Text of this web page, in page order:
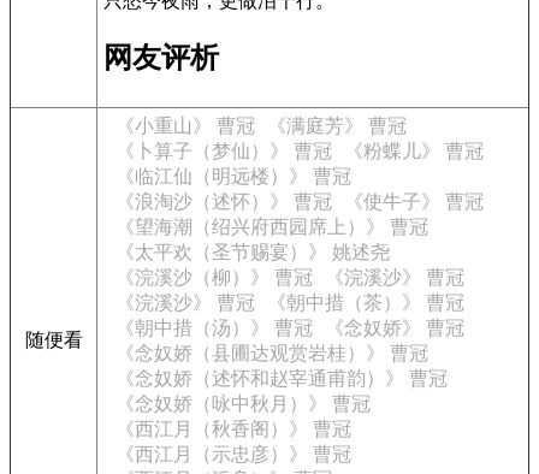
网友评析
随便看
《小重山》 曹冠
《满庭芳》 曹冠
《卜算子（梦仙）》 曹冠
《粉蝶儿》 曹冠
《临江仙（明远楼）》 曹冠
《浪淘沙（述怀）》 曹冠
《使牛子》 曹冠
《望海潮（绍兴府西园席上）》 曹冠
《太平欢（圣节赐宴）》 姚述尧
《浣溪沙（柳）》 曹冠
《浣溪沙》 曹冠
《浣溪沙》 曹冠
《朝中措（茶）》 曹冠
《朝中措（汤）》 曹冠
《念奴娇》 曹冠
《念奴娇（县圃达观赏岩桂）》 曹冠
《念奴娇（述怀和赵宰通甫韵）》 曹冠
《念奴娇（咏中秋月）》 曹冠
《西江月（秋香阁）》 曹冠
《西江月（示忠彦）》 曹冠